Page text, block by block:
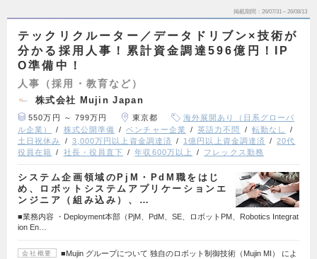
掲載期間 26/07/31～26/08/13
テックリクルーター／データドリブン×技術が
分かる採用人事！累計資金調達596億円！IP
O準備中！
人事（採用・教育など）
株式会社 Mujin Japan
550万円 ～ 799万円 東京都
海外展開あり（日系グローバ
ル企業）
株式公開準備 ベンチャー企業 英語力不問
転勤なし
土日祝休み
3,000万円以上資金調達済 1億円以上資金調達済
20代
役員在籍
社長・役員直下 年収600万以上 フレックス勤務
システム企画領域のPjM・PdM職をはじ
め、ロボットシステムアプリケーションエ
ンジニア（組み込み）、…
■業務内容 ・Deployment本部（PjM、PdM、SE、ロボットPM、Robotics Integrat
ion En…
会社概要
■Mujin グループについて 独自のロボット制御技術（Mujin MI） によ